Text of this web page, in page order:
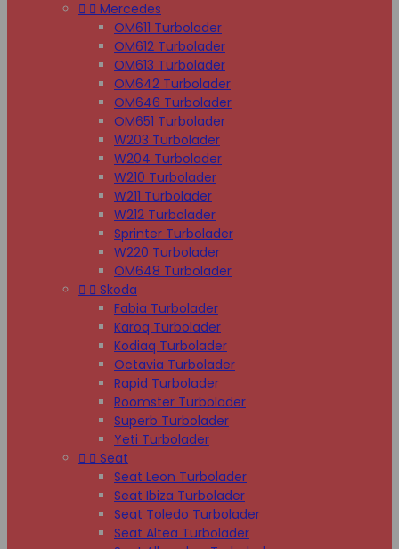
  Mercedes
OM611 Turbolader
OM612 Turbolader
OM613 Turbolader
OM642 Turbolader
OM646 Turbolader
OM651 Turbolader
W203 Turbolader
W204 Turbolader
W210 Turbolader
W211 Turbolader
W212 Turbolader
Sprinter Turbolader
W220 Turbolader
OM648 Turbolader
  Skoda
Fabia Turbolader
Karoq Turbolader
Kodiaq Turbolader
Octavia Turbolader
Rapid Turbolader
Roomster Turbolader
Superb Turbolader
Yeti Turbolader
  Seat
Seat Leon Turbolader
Seat Ibiza Turbolader
Seat Toledo Turbolader
Seat Altea Turbolader